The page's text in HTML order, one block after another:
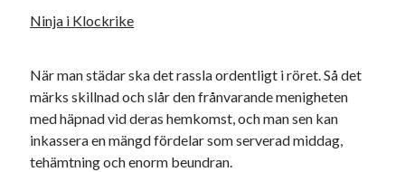
Ninja i Klockrike
När man städar ska det rassla ordentligt i röret. Så det
märks skillnad och slår den frånvarande menigheten
med häpnad vid deras hemkomst, och man sen kan
inkassera en mängd fördelar som serverad middag,
tehämtning och enorm beundran.